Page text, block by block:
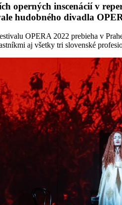
operných inscenácií v
hudobného divadla
OPERA 2022 prebieha v
aj všetky tri slovenské